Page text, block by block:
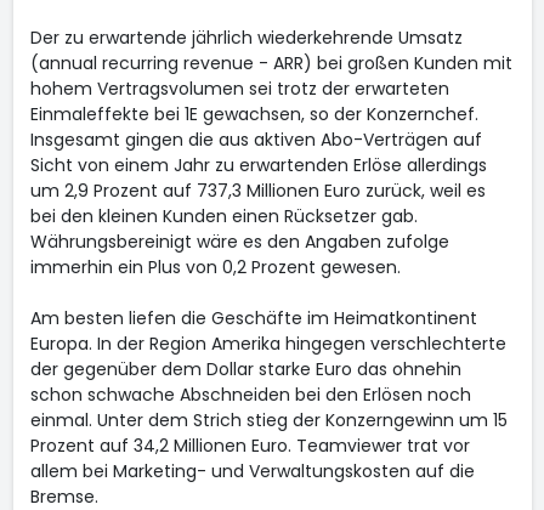
Der zu erwartende jährlich wiederkehrende Umsatz
(annual recurring revenue - ARR) bei großen Kunden mit
hohem Vertragsvolumen sei trotz der erwarteten
Einmaleffekte bei 1E gewachsen, so der Konzernchef.
Insgesamt gingen die aus aktiven Abo-Verträgen auf
Sicht von einem Jahr zu erwartenden Erlöse allerdings
um 2,9 Prozent auf 737,3 Millionen Euro zurück, weil es
bei den kleinen Kunden einen Rücksetzer gab.
Währungsbereinigt wäre es den Angaben zufolge
immerhin ein Plus von 0,2 Prozent gewesen.
Am besten liefen die Geschäfte im Heimatkontinent
Europa. In der Region Amerika hingegen verschlechterte
der gegenüber dem Dollar starke Euro das ohnehin
schon schwache Abschneiden bei den Erlösen noch
einmal. Unter dem Strich stieg der Konzerngewinn um 15
Prozent auf 34,2 Millionen Euro. Teamviewer trat vor
allem bei Marketing- und Verwaltungskosten auf die
Bremse.